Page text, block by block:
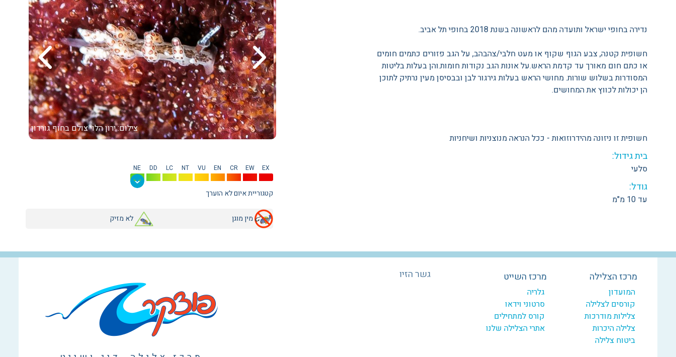
צילום: ירון הלויצולם בחוף גורדון
נדירה בחופי ישראל ותועדה מהם לראשונה בשנת 2018 בחופי תל אביב.
חשופית קטנה, צבע הגוף שקוף או מעט חלבי/צהבהב, על הגב פזורים כתמים חומים
או כתם חום מאורך עד קדמת הראש.על אונות הגב נקודות חומות.והן בעלות בליטות
המסודרות בשלוש שורות. מחושי הראש בעלות גירגור לבן ובבסיסן מעין נרתיק לתוכן
הן יכולות לכווץ את המחושים.
חשופית זו ניזונה מהידרוזואות - ככל הנראה מנוצניות ושיחניות
בית גידול:
סלעי
גודל:
עד 10 מ"מ
EX
EW
CR
EN
VU
NT
LC
DD
NE
קטגוריית איום לא הוערך
מין מוגן לא מזיק
מרכז הצלילה
המועדון
קורסים לצלילה
צלילות מודרכות
צלילה היכרות
ביטוח צלילה
מרכז השייט
גלריה
סרטוני וידאו
קורס למתחילים
אתרי הצלילה שלנו
גשר הזיו